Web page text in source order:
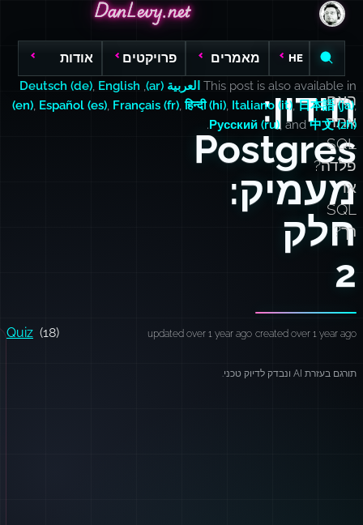
DanLevy.net
DanLevy.net
DanLevy.net
HE מאמרים פרויקטים אודות
חידון:
Postgres
מעמיק:
חלק
2
האם
אתה
SQL
פלדה?
או
SQL
רך?
This post is also available in العربية (ar) ,
Deutsch (de), English
(en), Español (es), Français (fr),हिन्दी (hi), Italiano (it),日本語 (ja),
Русский (ru), and中文 (zh)
.
created over 1 year ago
updated over 1 year ago
Quiz (18)
תורגם בעזרת AI ונבדק לדיוק טכני.